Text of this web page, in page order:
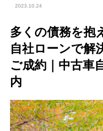
2023.10.24
多くの債務を抱
自社ローンで解
ご成約｜中古車
内